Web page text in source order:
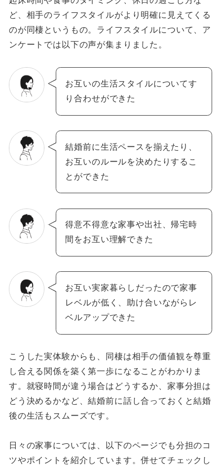
ど、相手のライフスタイルがより明確に見えてくる
のが同棲というもの。ライフスタイルについて、ア
ンケートでは以下の声が集まりました。
お互いの生活スタイルについてす
り合わせができた
結婚前に生活ペースを揃えたり、
お互いのルールを決めたりするこ
とができた
得意不得意な家事や出社、帰宅時
間をお互い理解できた
お互い実家暮らしだったので家事
レベルが低く、助け合いながらレ
ベルアップできた
こうした実体験からも、同棲は相手の価値観を尊重
し合える関係を築く第一歩になることがわかりま
す。就寝時間が違う場合はどうするか、家事分担は
どう決めるかなど、結婚前に話し合っておくと結婚
後の生活もスムーズです。
日々の家事については、以下のページでも分担のコ
ツやポイントを紹介しています。併せてチェックし